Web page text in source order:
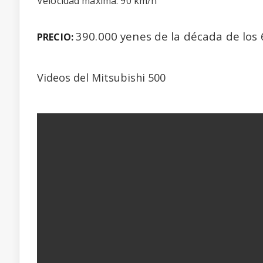
PRECIO:390.000 yenes de la década de los
Videos del Mitsubishi 500